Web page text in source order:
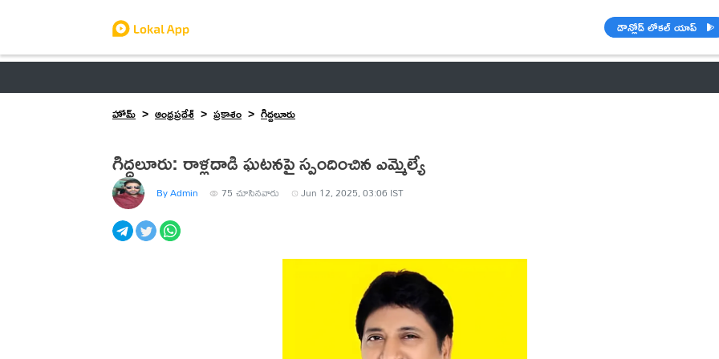
డౌన్లోడ్ లోకల్ యాప్
హోమ్
ఆంధ్రప్రదేశ్ ప్రకాశం గిద్దలూరు
గిద్దలూరు: రాళ్లదాడి ఘటనపై స్పందించిన ఎమ్మెల్యే
By Admin 75 చూసినవారు Jun 12, 2025, 03:06 IST